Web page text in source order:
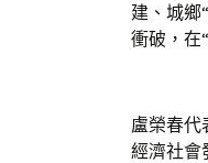
建、城鄉
衝破，在
盧榮春代
經濟社會